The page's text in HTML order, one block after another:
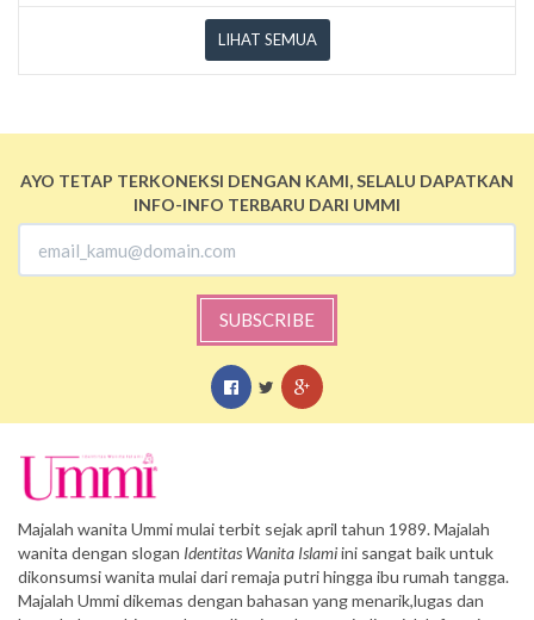
LIHAT SEMUA
AYO TETAP TERKONEKSI DENGAN KAMI, SELALU DAPATKAN
INFO-INFO TERBARU DARI UMMI
SUBSCRIBE
Majalah wanita Ummi mulai terbit sejak april tahun 1989. Majalah
wanita dengan slogan Identitas Wanita Islamiini sangat baik untuk
dikonsumsi wanita mulai dari remaja putri hingga ibu rumah tangga.
Majalah Ummi dikemas dengan bahasan yang menarik,lugas dan